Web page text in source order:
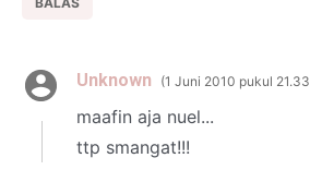
Unknown 1 Juni 2010 pukul 21.33
maafin aja nuel...
ttp smangat!!!